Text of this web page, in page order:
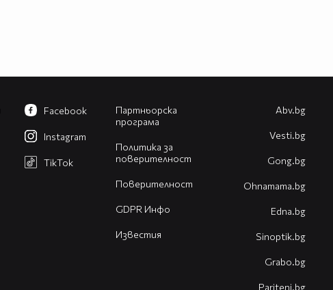
Партньорска
програма
Политика за
поверителност
Поверителност
GDPR Инфо
Известия
Facebook
Instagram
TikTok
Abv.bg
Vesti.bg
Gong.bg
Оhnamama.bg
Edna.bg
Sinoptik.bg
Grabo.bg
Pariteni.bg